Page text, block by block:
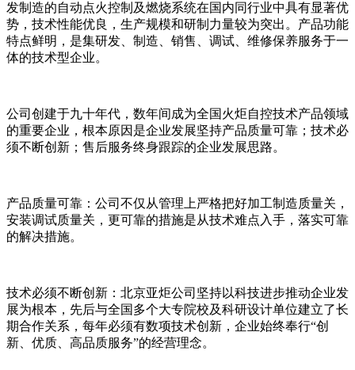
发制造的自动点火控制及燃烧系统在国内同行业中具有显著优
势，技术性能优良，生产规模和研制力量较为突出。产品功能
特点鲜明，是集研发、制造、销售、调试、维修保养服务于一
体的技术型企业。
公司创建于九十年代，数年间成为全国火炬自控技术产品领域
的重要企业，根本原因是企业发展坚持产品质量可靠；技术必
须不断创新；售后服务终身跟踪的企业发展思路。
产品质量可靠：公司不仅从管理上严格把好加工制造质量关，
安装调试质量关，更可靠的措施是从技术难点入手，落实可靠
的解决措施。
技术必须不断创新：北京亚炬公司坚持以科技进步推动企业发
展为根本，先后与全国多个大专院校及科研设计单位建立了长
期合作关系，每年必须有数项技术创新，企业始终奉行“创
新、优质、高品质服务”的经营理念。